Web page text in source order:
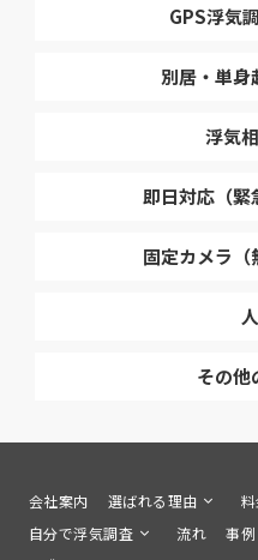
GPS浮気
別居・単身
浮気
即日対応（緊
固定カメラ（
その他
会社案内 選ばれる理由
自分で浮気調査
流れ
事